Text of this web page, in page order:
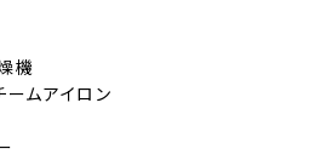
機
ームアイロン